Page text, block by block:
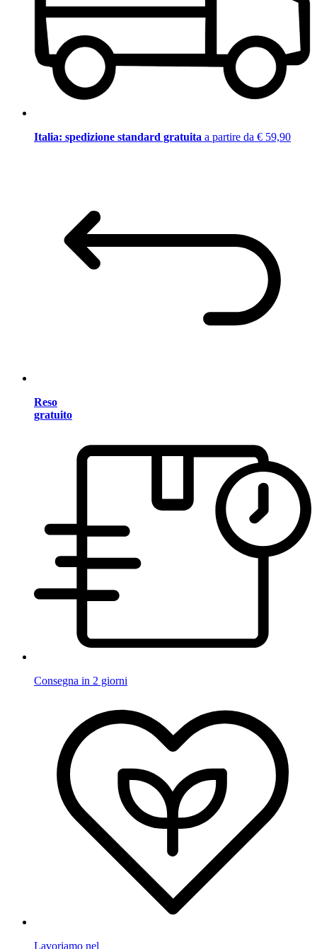
Italia: spedizione standard gratuita a partire da € 59,90
Reso
gratuito
Consegna in 2 giorni
Lavoriamo nel